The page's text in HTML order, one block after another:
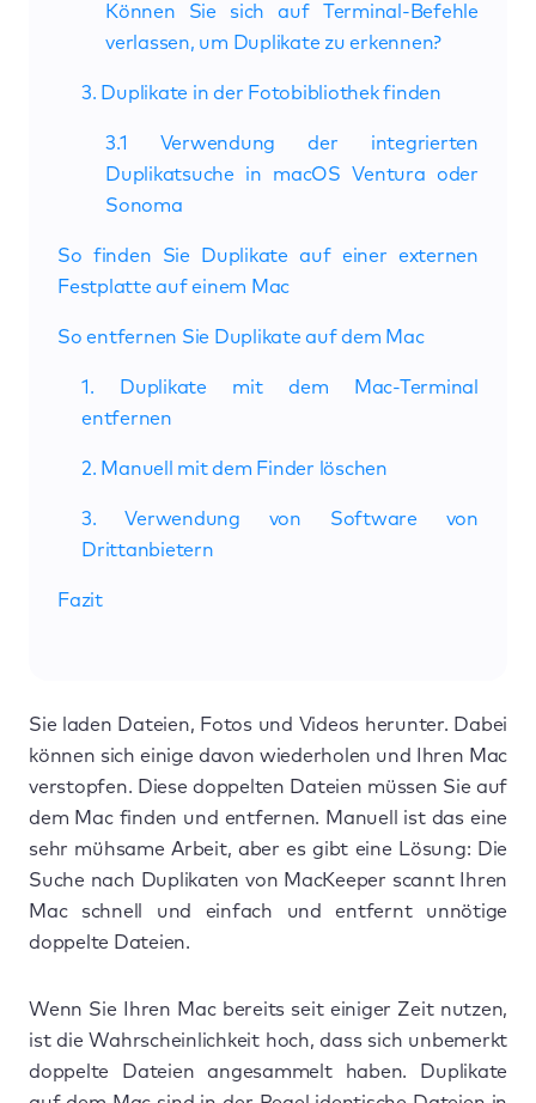
Können Sie sich auf Terminal-Befehle
verlassen, um Duplikate zu erkennen?
3. Duplikate in der Fotobibliothek finden
3.1 Verwendung der integrierten
Duplikatsuche in macOS Ventura oder
Sonoma
So finden Sie Duplikate auf einer externen
Festplatte auf einem Mac
So entfernen Sie Duplikate auf dem Mac
1. Duplikate mit dem Mac-Terminal
entfernen
2. Manuell mit dem Finder löschen
3. Verwendung von Software von
Drittanbietern
Fazit
Sie laden Dateien, Fotos und Videos herunter. Dabei
können sich einige davon wiederholen und Ihren Mac
verstopfen. Diese doppelten Dateien müssen Sie auf
dem Mac finden und entfernen. Manuell ist das eine
sehr mühsame Arbeit, aber es gibt eine Lösung: Die
Suche nach Duplikaten von MacKeeper scannt Ihren
Mac schnell und einfach und entfernt unnötige
doppelte Dateien.
Wenn Sie Ihren Mac bereits seit einiger Zeit nutzen,
ist die Wahrscheinlichkeit hoch, dass sich unbemerkt
doppelte Dateien angesammelt haben. Duplikate